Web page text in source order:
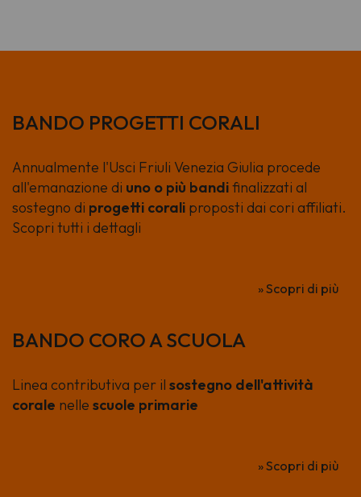
BANDO PROGETTI CORALI
Annualmente l'Usci Friuli Venezia Giulia procede
all'emanazione di uno o più bandifinalizzati al
sostegno di progetti corali proposti dai cori affiliati.
Scopri tutti i dettagli
» Scopri di più
BANDO CORO A SCUOLA
Linea contributiva per il sostegno dell'attività
corale nelle scuole primarie
» Scopri di più